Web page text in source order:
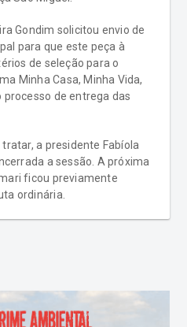
Gondim solicitou envio de
para que este peça à
de seleção para o
Minha Casa, Minha Vida,
de entrega das
a presidente Fabíola
a sessão. A próxima
ficou previamente
ordinária.